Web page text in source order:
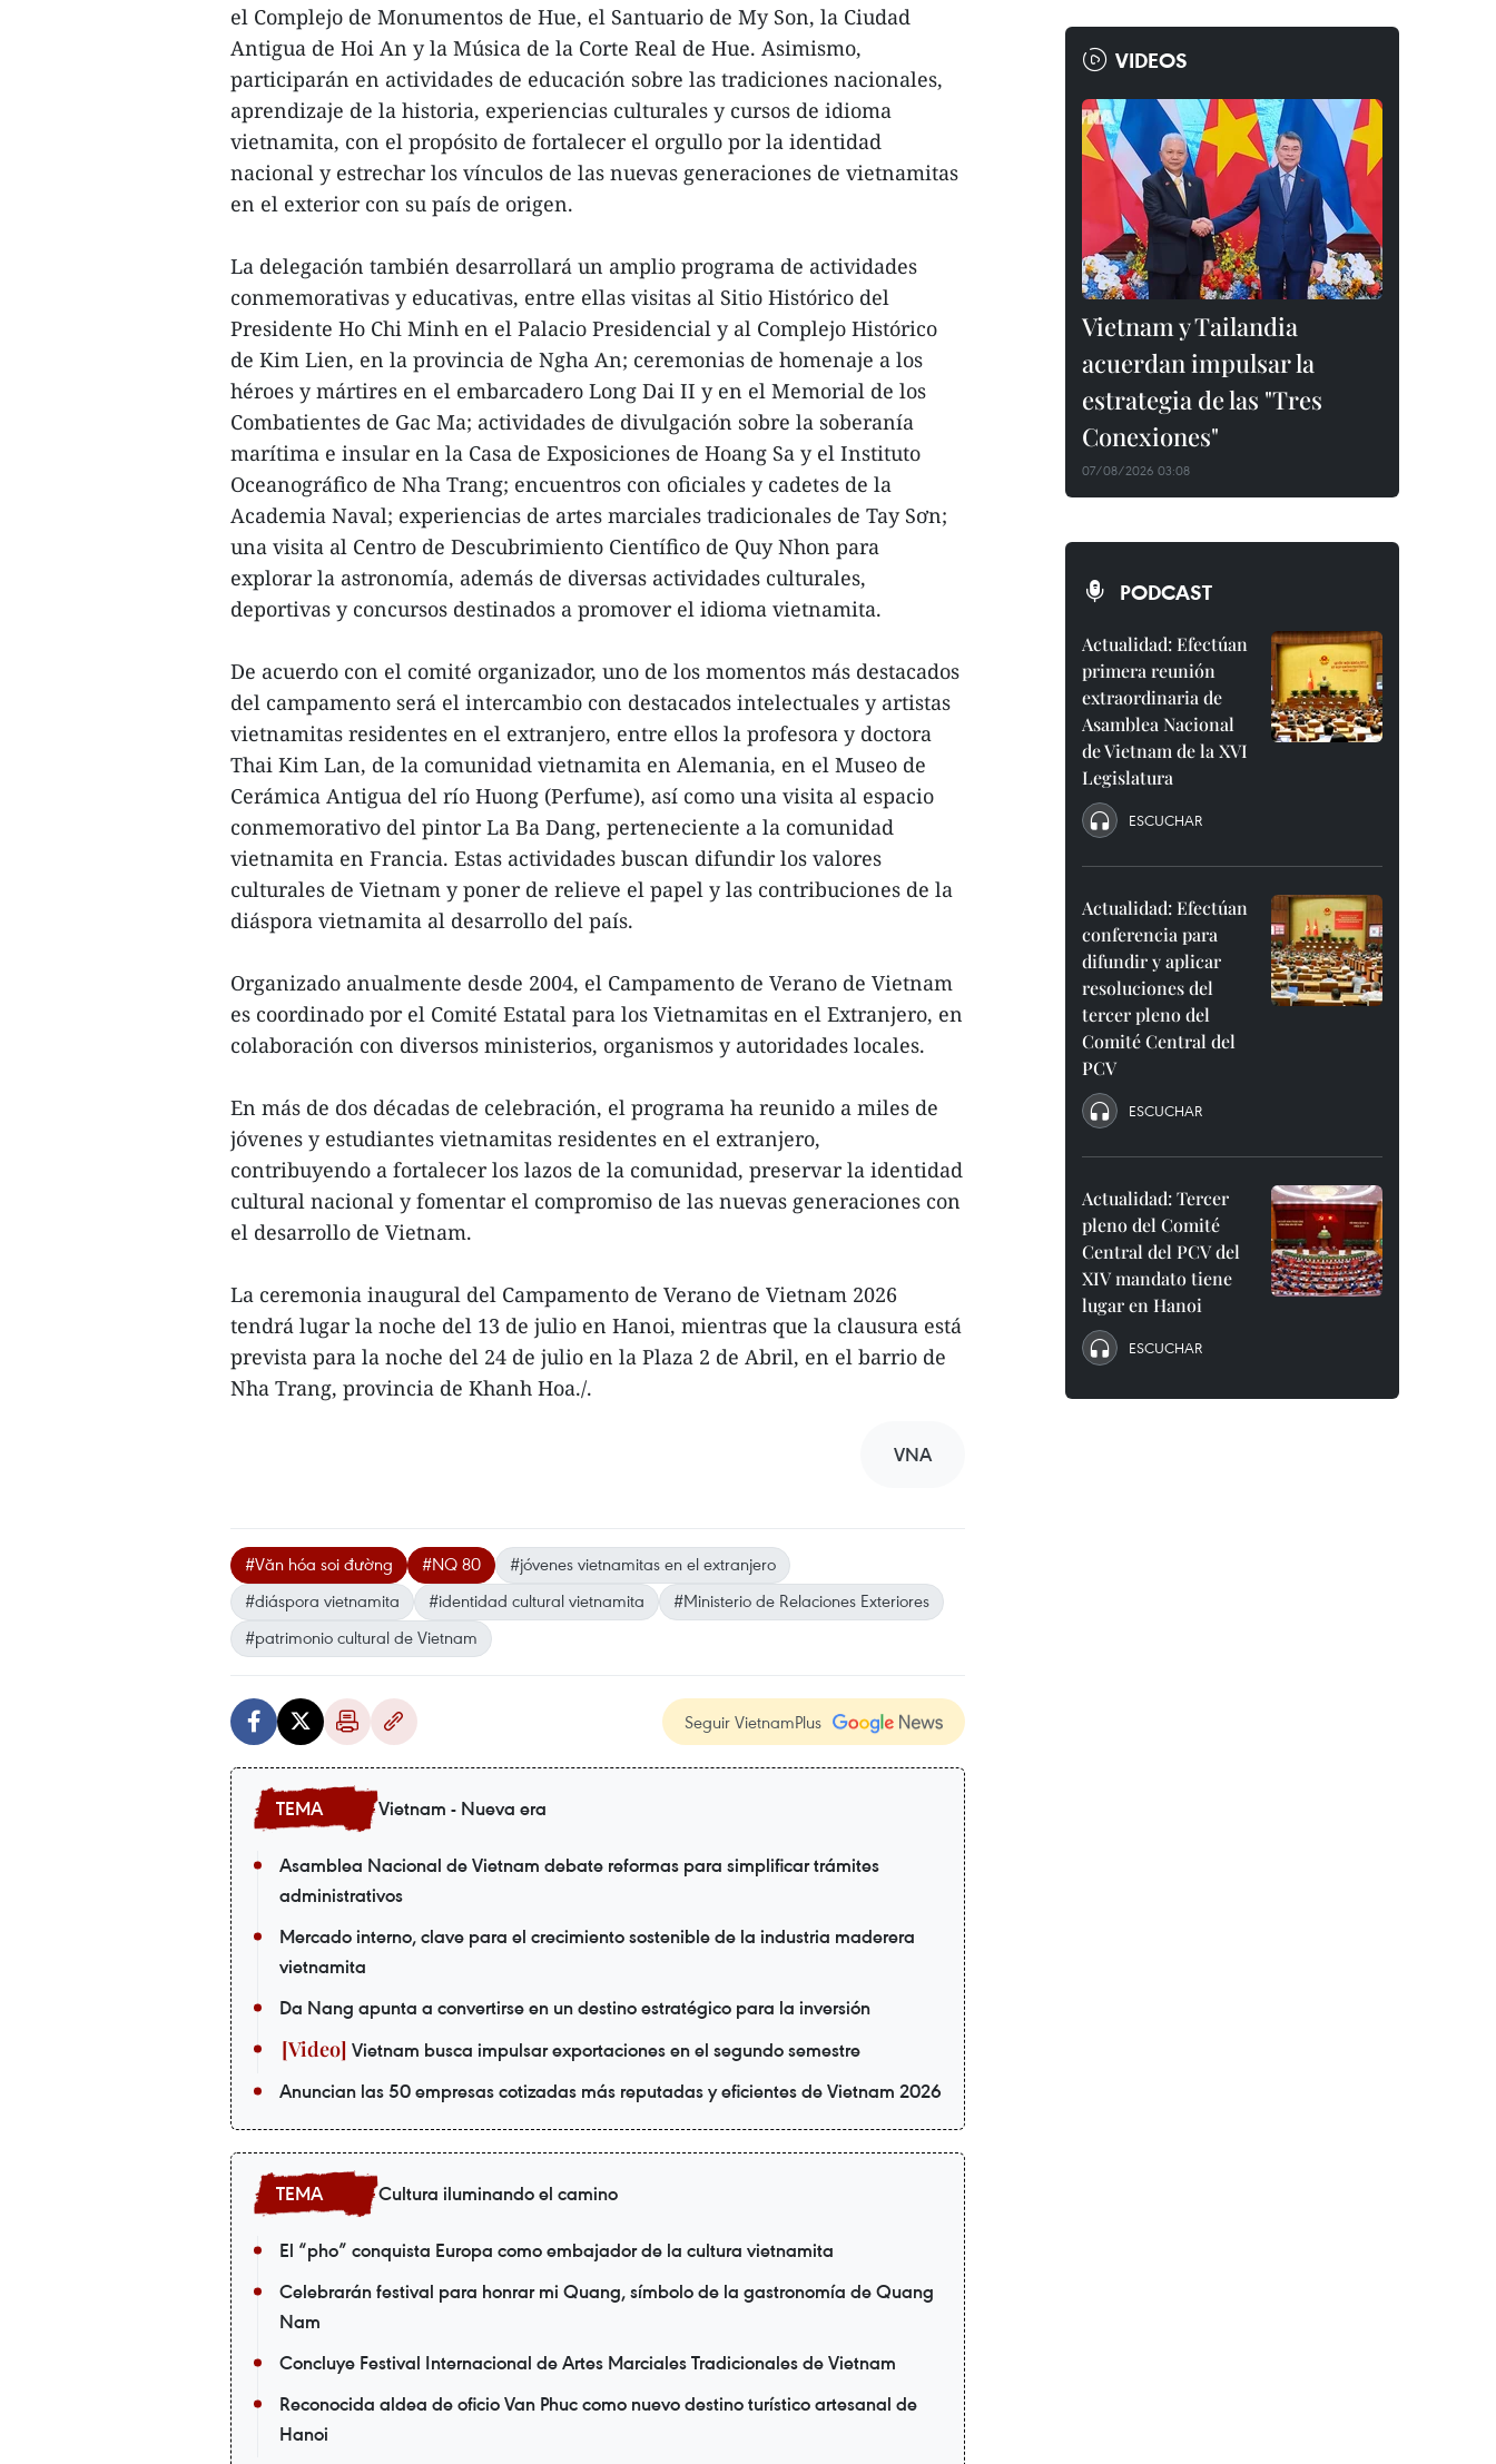
el Complejo de Monumentos de Hue, el Santuario de My Son, la Ciudad
Antigua de Hoi An y la Música de la Corte Real de Hue. Asimismo,
participarán en actividades de educación sobre las tradiciones nacionales,
aprendizaje de la historia, experiencias culturales y cursos de idioma
vietnamita, con el propósito de fortalecer el orgullo por la identidad
nacional y estrechar los vínculos de las nuevas generaciones de vietnamitas
en el exterior con su país de origen.
La delegación también desarrollará un amplio programa de actividades
conmemorativas y educativas, entre ellas visitas al Sitio Histórico del
Presidente Ho Chi Minh en el Palacio Presidencial y al Complejo Histórico
de Kim Lien, en la provincia de Ngha An; ceremonias de homenaje a los
héroes y mártires en el embarcadero Long Dai II y en el Memorial de los
Combatientes de Gac Ma; actividades de divulgación sobre la soberanía
marítima e insular en la Casa de Exposiciones de Hoang Sa y el Instituto
Oceanográfico de Nha Trang; encuentros con oficiales y cadetes de la
Academia Naval; experiencias de artes marciales tradicionales de Tay Sơn;
una visita al Centro de Descubrimiento Científico de Quy Nhon para
explorar la astronomía, además de diversas actividades culturales,
deportivas y concursos destinados a promover el idioma vietnamita.
De acuerdo con el comité organizador, uno de los momentos más destacados
del campamento será el intercambio con destacados intelectuales y artistas
vietnamitas residentes en el extranjero, entre ellos la profesora y doctora
Thai Kim Lan, de la comunidad vietnamita en Alemania, en el Museo de
Cerámica Antigua del río Huong (Perfume), así como una visita al espacio
conmemorativo del pintor La Ba Dang, perteneciente a la comunidad
vietnamita en Francia. Estas actividades buscan difundir los valores
culturales de Vietnam y poner de relieve el papel y las contribuciones de la
diáspora vietnamita al desarrollo del país.
Organizado anualmente desde 2004, el Campamento de Verano de Vietnam
es coordinado por el Comité Estatal para los Vietnamitas en el Extranjero, en
colaboración con diversos ministerios, organismos y autoridades locales.
En más de dos décadas de celebración, el programa ha reunido a miles de
jóvenes y estudiantes vietnamitas residentes en el extranjero,
contribuyendo a fortalecer los lazos de la comunidad, preservar la identidad
cultural nacional y fomentar el compromiso de las nuevas generaciones con
el desarrollo de Vietnam.
La ceremonia inaugural del Campamento de Verano de Vietnam 2026
tendrá lugar la noche del 13 de julio en Hanoi, mientras que la clausura está
prevista para la noche del 24 de julio en la Plaza 2 de Abril, en el barrio de
Nha Trang, provincia de Khanh Hoa./.
VNA
#Văn hóa soi đường #NQ 80
#jóvenes vietnamitas en el extranjero
#diáspora vietnamita
#identidad cultural vietnamita
#Ministerio de Relaciones Exteriores
#patrimonio cultural de Vietnam
Seguir VietnamPlus
Vietnam - Nueva era
Asamblea Nacional de Vietnam debate reformas para simplificar trámites
administrativos
Mercado interno, clave para el crecimiento sostenible de la industria maderera
vietnamita
Da Nang apunta a convertirse en un destino estratégico para la inversión
Vietnam busca impulsar exportaciones en el segundo semestre
Anuncian las 50 empresas cotizadas más reputadas y eficientes de Vietnam 2026
Cultura iluminando el camino
El “pho” conquista Europa como embajador de la cultura vietnamita
Celebrarán festival para honrar mi Quang, símbolo de la gastronomía de Quang
Nam
Concluye Festival Internacional de Artes Marciales Tradicionales de Vietnam
Reconocida aldea de oficio Van Phuc como nuevo destino turístico artesanal de
Hanoi
VIDEOS
Vietnam y Tailandia
acuerdan impulsar la
estrategia de las "Tres
Conexiones"
07/08/2026 03:08
PODCAST
Actualidad: Efectúan
primera reunión
extraordinaria de
Asamblea Nacional
de Vietnam de la XVI
Legislatura
ESCUCHAR
Actualidad: Efectúan
conferencia para
difundir y aplicar
resoluciones del
tercer pleno del
Comité Central del
PCV
ESCUCHAR
Actualidad: Tercer
pleno del Comité
Central del PCV del
XIV mandato tiene
lugar en Hanoi
ESCUCHAR